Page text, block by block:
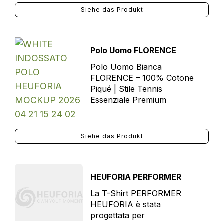
Siehe das Produkt
Polo Uomo FLORENCE
Polo Uomo Bianca
FLORENCE – 100% Cotone
Piqué | Stile Tennis
Essenziale Premium
Siehe das Produkt
HEUFORIA PERFORMER
La T-Shirt PERFORMER
HEUFORIA è stata
progettata per